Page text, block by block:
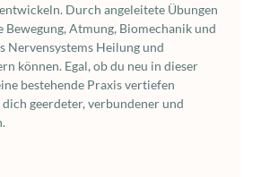
Durch angeleitete Übungen
Atmung, Biomechanik und
Nervensystems Heilung und
können. Egal, ob du neu in dieser
bestehende Praxis vertiefen
geerdeter, verbundener und